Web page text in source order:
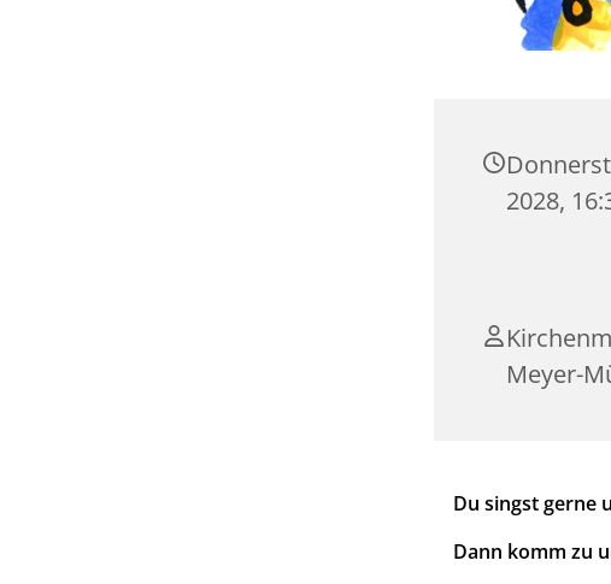
2028,
Meyer-
Du singst gerne
Dann komm zu